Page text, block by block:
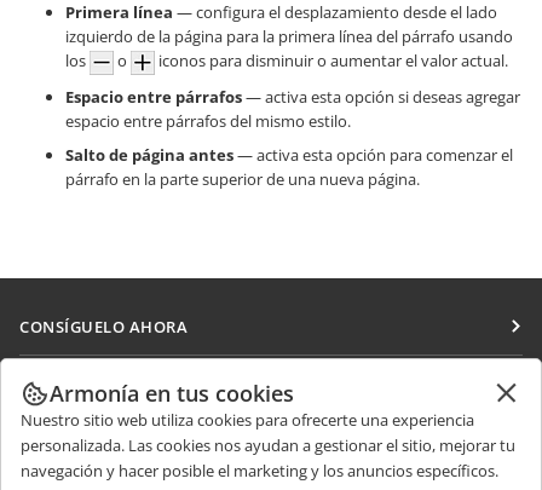
Primera línea — configura el desplazamiento desde el lado
izquierdo de la página para la primera línea del párrafo usando
los
o
iconos para disminuir o aumentar el valor actual.
Espacio entre párrafos— activa esta opción si deseas agregar
espacio entre párrafos del mismo estilo.
Salto de página antes— activa esta opción para comenzar el
párrafo en la parte superior de una nueva página.
CONSÍGUELO AHORA
Docs
DocSpace
Workspace
COLABORAR
Para colaboradores
Para traductores
RECIBIR NOTICIAS
Blog
Armonía en tus cookies
Nuestro sitio web utiliza cookies para ofrecerte una experiencia
personalizada. Las cookies nos ayudan a gestionar el sitio, mejorar tu
navegación y hacer posible el marketing y los anuncios específicos.